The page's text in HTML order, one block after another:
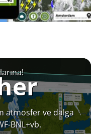
atmosfer ve dalga
BNL+vb.